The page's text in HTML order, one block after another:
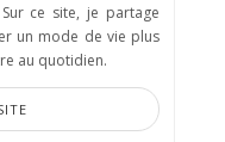
ce site, je partage
un mode de vie plus
au quotidien.